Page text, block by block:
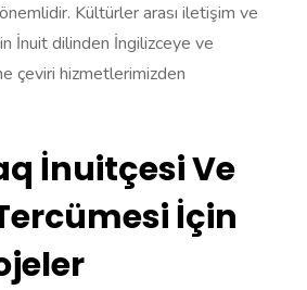
Kültürler arası iletişim ve
İnuit dilinden İngilizceye ve
çeviri hizmetlerimizden
İnuitçesi Ve
İçin